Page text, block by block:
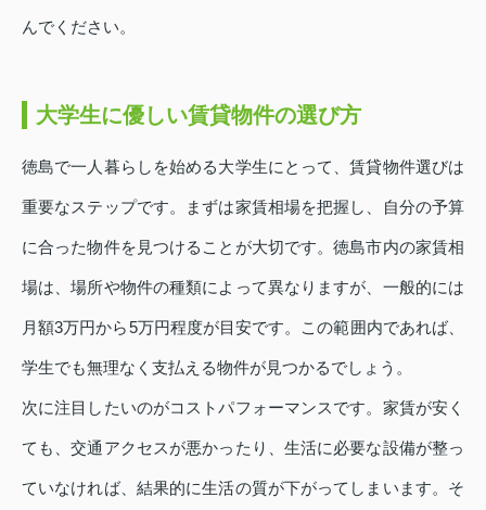
んでください。
大学生に優しい賃貸物件の選び方
徳島で一人暮らしを始める大学生にとって、賃貸物件選びは
重要なステップです。まずは家賃相場を把握し、自分の予算
に合った物件を見つけることが大切です。徳島市内の家賃相
場は、場所や物件の種類によって異なりますが、一般的には
月額3万円から5万円程度が目安です。この範囲内であれば、
学生でも無理なく支払える物件が見つかるでしょう。
次に注目したいのがコストパフォーマンスです。家賃が安く
ても、交通アクセスが悪かったり、生活に必要な設備が整っ
ていなければ、結果的に生活の質が下がってしまいます。そ